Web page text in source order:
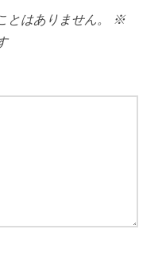
とはありません。
※